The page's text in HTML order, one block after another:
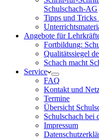
Schulschach-AG
Tipps und Tricks
Angebote für
Fortbildung:
Qualitätssiegel
Schach macht
Service
FAQ
Kontakt und
Termine
Übersicht
Schulschach bei
Impressum